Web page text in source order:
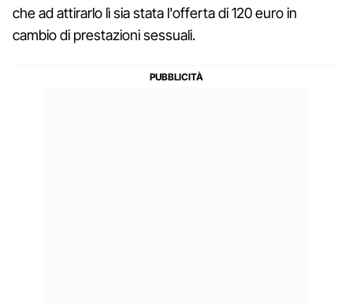
che ad attirarlo lì sia stata l'offerta di 120 euro in
cambio di prestazioni sessuali.